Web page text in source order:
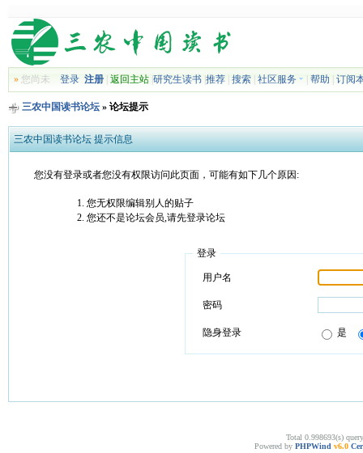
»您尚未 登录 注册| 返回主站| 研究生读书| 推荐| 搜索| 社区服务 帮助 订阅
三农中国读书论坛» 论坛提示
三农中国读书论坛 提示信息
您没有登录或者您没有权限访问此页面，可能有如下几个原因:
您无权限编辑别人的贴子
您还不是论坛会员,请先登录论坛
登录
用户名
密码
隐身登录 是
Total 0.998693(s)
Powered by PHPWind v6.0